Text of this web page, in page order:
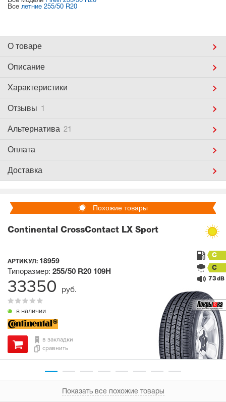
Все летние 255/50 R20
О товаре
Описание
Характеристики
Отзывы 1
Альтернатива 21
Оплата
Доставка
Похожие товары
Continental CrossContact LX Sport
АРТИКУЛ: 18959
в наличии
Типоразмер: 255/50 R20 109H
C
C
73 dB
в закладки
сравнить
33350 руб.
Показать все похожие товары